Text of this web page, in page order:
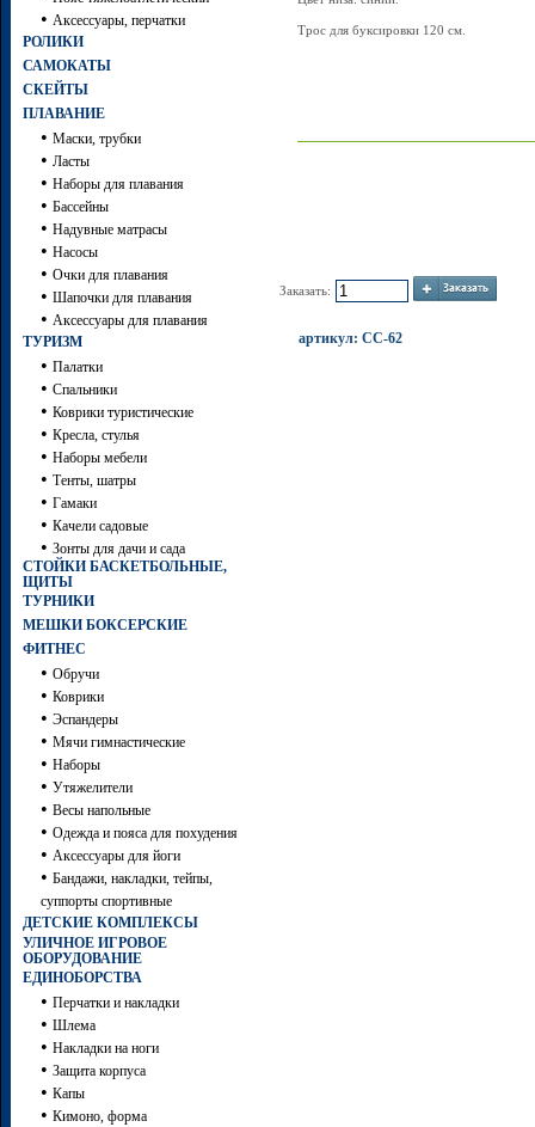
• Аксессуары, перчатки
РОЛИКИ
САМОКАТЫ
СКЕЙТЫ
ПЛАВАНИЕ
• Маски, трубки
• Ласты
• Наборы для плавания
• Бассейны
• Надувные матрасы
• Насосы
• Очки для плавания
• Шапочки для плавания
• Аксессуары для плавания
ТУРИЗМ
• Палатки
• Спальники
• Коврики туристические
• Кресла, стулья
• Наборы мебели
• Тенты, шатры
• Гамаки
• Качели садовые
• Зонты для дачи и сада
СТОЙКИ БАСКЕТБОЛЬНЫЕ,
ЩИТЫ
ТУРНИКИ
МЕШКИ БОКСЕРСКИЕ
ФИТНЕС
• Обручи
• Коврики
• Эспандеры
• Мячи гимнастические
• Наборы
• Утяжелители
• Весы напольные
• Одежда и пояса для похудения
• Аксессуары для йоги
• Бандажи, накладки, тейпы,
суппорты спортивные
ДЕТСКИЕ КОМПЛЕКСЫ
УЛИЧНОЕ ИГРОВОЕ
ОБОРУДОВАНИЕ
ЕДИНОБОРСТВА
• Перчатки и накладки
• Шлема
• Накладки на ноги
• Защита корпуса
• Капы
• Кимоно, форма
Трос для буксировки 120 см.
Заказать:
артикул: СС-62